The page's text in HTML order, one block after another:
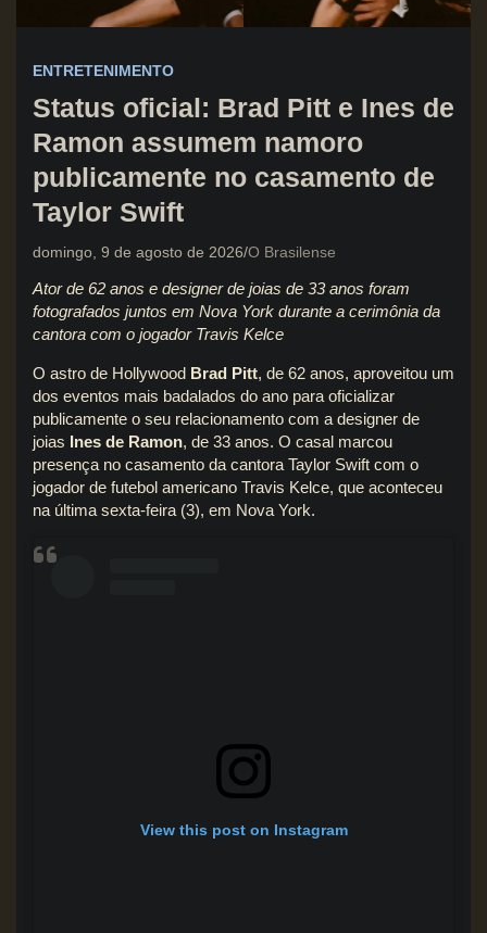
ENTRETENIMENTO
Status oficial: Brad Pitt e Ines de
Ramon assumem namoro
publicamente no casamento de
Taylor Swift
domingo, 9 de agosto de 2026 O Brasilense
Ator de 62 anos e designer de joias de 33 anos foram
fotografados juntos em Nova York durante a cerimônia da
cantora com o jogador Travis Kelce
O astro de Hollywood Brad Pitt, de 62 anos, aproveitou um
dos eventos mais badalados do ano para oficializar
publicamente o seu relacionamento com a designer de
joias Ines de Ramon, de 33 anos. O casal marcou
presença no casamento da cantora Taylor Swift com o
jogador de futebol americano Travis Kelce, que aconteceu
na última sexta-feira (3), em Nova York.
View this post on Instagram